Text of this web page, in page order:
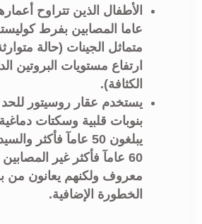
عاما المصابين بفرط
متماثل الجينات (حالة
ارتفاع مستويات البروتين
الكثافة).
يستخدم عقار روسيتور
بنوبات قلبية وسكتات
يبلغون 50 عامآ
60 عامآ فأكثر غير
معروف ولكنهم يعانون
الخطورة الإضافية.